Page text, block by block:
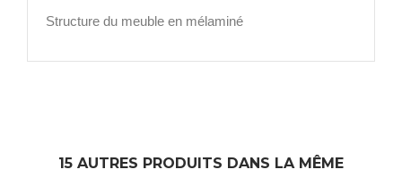
Structure du meuble en mélaminé
15 AUTRES PRODUITS DANS LA MÊME